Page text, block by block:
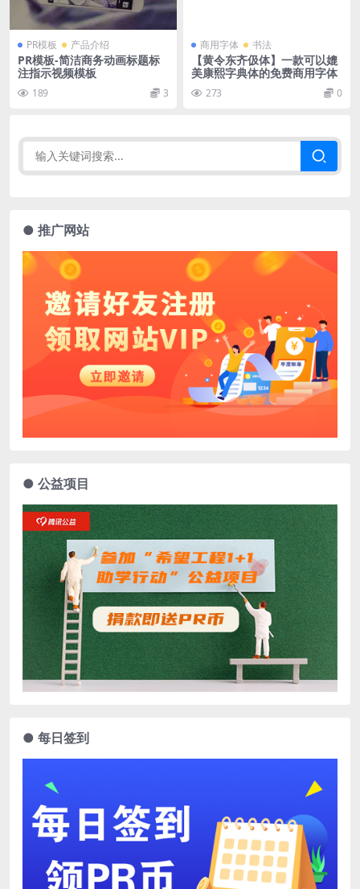
PR模板 产品介绍
PR模板-简洁商务动画标题标
注指示视频模板
189 3
商用字体 书法
【黄令东齐伋体】一款可以媲
美康熙字典体的免费商用字体
273 0
● 推广网站
● 公益项目
● 每日签到